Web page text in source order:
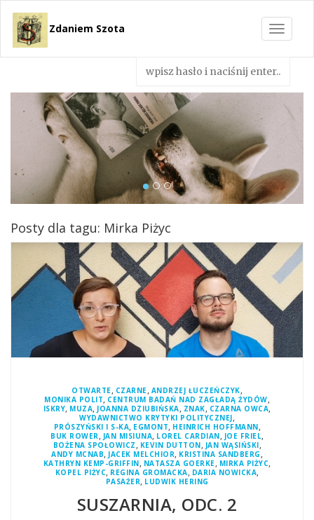
Toggle
Zdaniem Szota
Posty dla tagu: Mirka Piżyc
OTWARTE, CZARNE, ANDRZEJ ŁUCZEŃCZYK,
MONIKA POLIT, CENTRUM BADAŃ NAD ZAGŁADĄ ŻYDÓW,
ISKRY, MUZA, JOANNA DZIUBIŃSKA, ZNAK, CZARNA OWCA,
WYDAWNICTWO KRYTYKI POLITYCZNEJ,
PRÓSZYŃSKI I S-KA, EGMONT, HEINRICH HOFFMANN,
BUK ROWER, JAN MISIUNA, LOREL CARDIAN, JOE FRIEL,
BOŻENA SPOŁOWICZ , KEVIN DUTTON, JAN WĄSIŃSKI,
ANDY MCNAB, JACEK MELCHIOR, KRISTINA SANDBERG ,
KATHRYN KEMP-GRIFFIN, NATASZA GOERKE, MIRKA PIŻYC,
KOPEL PIŻYC, REGINA GROMACKA, DARIA NOWICKA,
PASAŻER, LUDWIK HERING
SUSZARNIA, ODC. 2